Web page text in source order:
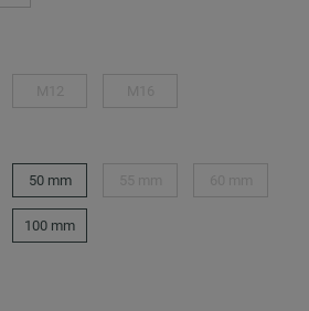
50 mm
100 mm